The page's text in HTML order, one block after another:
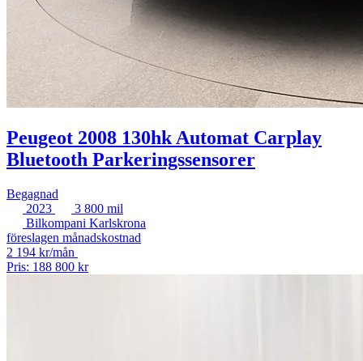
Peugeot 2008 130hk Automat Carplay
Bluetooth Parkeringssensorer
Begagnad
2023
3 800 mil
Bilkompani Karlskrona
föreslagen månadskostnad
2 194 kr/mån
Pris: 188 800 kr